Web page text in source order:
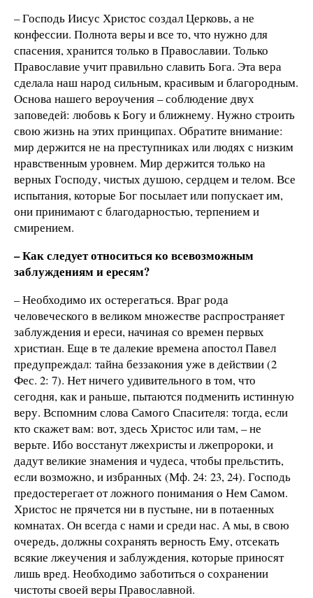
– Господь Иисус Христос создал Церковь, а не
конфессии. Полнота веры и все то, что нужно для
спасения, хранится только в Православии. Только
Православие учит правильно славить Бога. Эта вера
сделала наш народ сильным, красивым и благородным.
Основа нашего вероучения – соблюдение двух
заповедей: любовь к Богу и ближнему. Нужно строить
свою жизнь на этих принципах. Обратите внимание:
мир держится не на преступниках или людях с низким
нравственным уровнем. Мир держится только на
верных Господу, чистых душою, сердцем и телом. Все
испытания, которые Бог посылает или попускает им,
они принимают с благодарностью, терпением и
смирением.
– Как следует относиться ко всевозможным
заблуждениям и ересям?
– Необходимо их остерегаться. Враг рода
человеческого в великом множестве распространяет
заблуждения и ереси, начиная со времен первых
христиан. Еще в те далекие времена апостол Павел
предупреждал: тайна беззакония уже в действии (2
Фес. 2: 7). Нет ничего удивительного в том, что
сегодня, как и раньше, пытаются подменить истинную
веру. Вспомним слова Самого Спасителя: тогда, если
кто скажет вам: вот, здесь Христос или там, – не
верьте. Ибо восстанут лжехристы и лжепророки, и
дадут великие знамения и чудеса, чтобы прельстить,
если возможно, и избранных (Мф. 24: 23, 24). Господь
предостерегает от ложного понимания о Нем Самом.
Христос не прячется ни в пустыне, ни в потаенных
комнатах. Он всегда с нами и среди нас. А мы, в свою
очередь, должны сохранять верность Ему, отсекать
всякие лжеучения и заблуждения, которые приносят
лишь вред. Необходимо заботиться о сохранении
чистоты своей веры Православной.